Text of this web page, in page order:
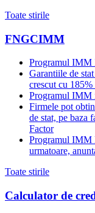
Toate stirile
FNGCIMM
Programul IMM
Garantiile de
crescut cu
Programul IMM
Firmele pot
de stat, pe
Factor
Programul IMM
urmatoare,
Toate stirile
Calculator de